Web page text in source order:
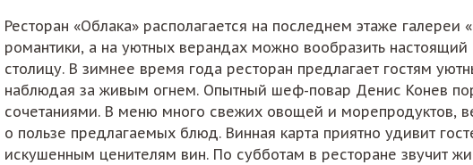
Ресторан «Облака» располагается на последнем этаже
романтики, а на уютных верандах можно вообразить
столицу. В зимнее время года ресторан предлагает гостям
наблюдая за живым огнем. Опытный шеф-повар Денис Конев
сочетаниями. В меню много свежих овощей и морепродуктов,
о пользе предлагаемых блюд. Винная карта приятно удивит
искушенным ценителям вин. По субботам в ресторане звучит